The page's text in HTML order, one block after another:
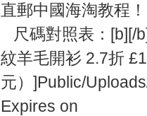
直郵中國海淘教
尺碼對照表：[b][/
紋羊毛開衫 2.7折
元）]Public/
Expires on